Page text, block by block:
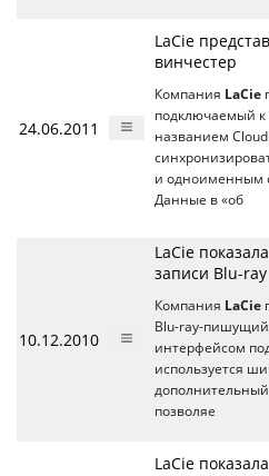
24.06.2011
LaCie
винчестер
Компания LaCie
подключаемый к
названием
и одноименным
Данные в «об
10.12.2010
LaCie
записи Blu-ray
Компания LaCie
Blu-ray-
интерфейсом
используется
позволяе
LaCie